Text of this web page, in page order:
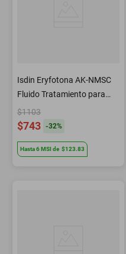
Isdin Eryfotona AK-NMSC
Fluido Tratamiento para
daño actí­nico 50 ml
$1103
$743 -32%
Hasta6MSIde $123.83